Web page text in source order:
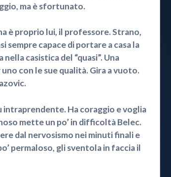
ma è sfortunato.
è proprio lui, il professore. Strano,
sempre capace di portare a casa la
casistica del “quasi”. Una
con le sue qualità. Gira a vuoto.
intraprendente. Ha coraggio e voglia
mette un po’ in difficoltà Belec.
dal nervosismo nei minuti finali e
permaloso, gli sventola in faccia il